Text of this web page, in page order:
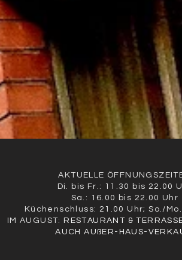
AKTUELLE
Di. bis Fr.: 11.30 bis 22.00
Sa.: 16.00 bis 22.00 Uhr
Küchenschluss: 21.00 Uhr; So./
IM AUGUST:
RESTAURANT &
AUCH AUßER-HAUS-